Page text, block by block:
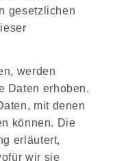
gesetzlichen
werden
Daten erhoben.
mit denen
können. Die
erläutert,
wir sie